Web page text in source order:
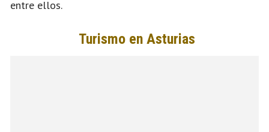
entre ellos.